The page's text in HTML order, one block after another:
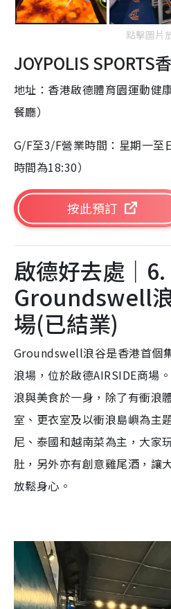
點擊圖片
JOYPOLIS SPORTS
地址：香港啟德體育園運動健
餐廳）
G/F至3/F營業時間：星期一至
時間為18:30）
按此預訂
啟德好去處｜6.
Groundswell
場(已結業)
Groundswell浪谷是香港首個
浪場，位於啟德AIRSIDE商場
浪與美食於一身，除了有衝浪
室、更衣室及以衝浪島嶼為主
尼、泰國和越南菜為主，大家
肚，另外亦有創意雞尾酒，讓
放鬆身心。